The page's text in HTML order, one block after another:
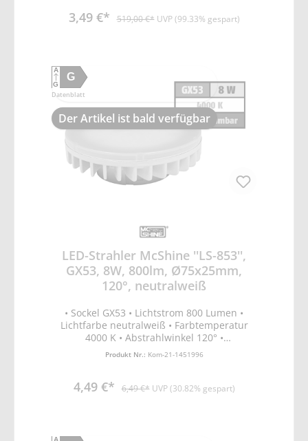
20.000x • Anlaufzeit <1s = 60% Licht •
3,49 €* 519,00 €* UVP (99.33% gespart)
G
A
G
Datenblatt
Der Artikel ist bald verfügbar
LED-Strahler McShine ''LS-853'',
GX53, 8W, 800lm, Ø75x25mm,
120°, neutralweiß
• Sockel GX53 • Lichtstrom 800 Lumen •
Lichtfarbe neutralweiß • Farbtemperatur
4000 K • Abstrahlwinkel 120° •
Leistungsaufnahme 8W • Spannung 220-
20.000x • Anlaufzeit <1s = 60% Licht •
Produkt Nr.: Kom-21-1451996
4,49 €* 6,49 €* UVP (30.82% gespart)